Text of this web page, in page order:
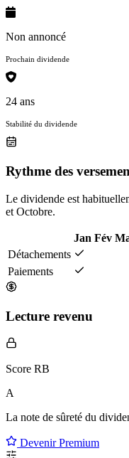
Non annoncé
Prochain dividende
24 ans
Stabilité du dividende
Rythme des
Le dividende est
et Octobre.
Jan Fév
Détachements
Paiements
Lecture revenu
Score RB
A
La note de sûreté du
Devenir Premium